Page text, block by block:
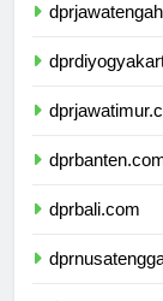
dprbali.com